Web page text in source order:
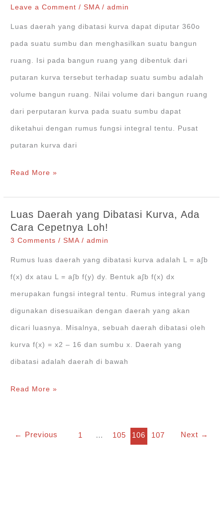
Dimensi
Tiga
(R3)
Kubus
Leave a Comment /SMA /admin
Luas daerah yang dibatasi kurva dapat diputar 360o
pada suatu sumbu dan menghasilkan suatu bangun
ruang. Isi pada bangun ruang yang dibentuk dari
putaran kurva tersebut terhadap suatu sumbu adalah
volume bangun ruang. Nilai volume dari bangun ruang
dari perputaran kurva pada suatu sumbu dapat
diketahui dengan rumus fungsi integral tentu. Pusat
putaran kurva dari
Cara
Benda
Putar
+Contoh
Soal
Pembahasan
Read More »
Luas Daerah yang Dibatasi Kurva, Ada
Cara Cepetnya Loh!
3 Comments /SMA /admin
Rumus luas daerah yang dibatasi kurva adalah L = a∫b
f(x) dx atau L = a∫b f(y) dy. Bentuk a∫b f(x) dx
merupakan fungsi integral tentu. Rumus integral yang
digunakan disesuaikan dengan daerah yang akan
dicari luasnya. Misalnya, sebuah daerah dibatasi oleh
kurva f(x) = x2 ‒ 16 dan sumbu x. Daerah yang
dibatasi adalah daerah di bawah
Luas
Dibatasi
Read More »
← Previous 1 … 105 106 107 Next →